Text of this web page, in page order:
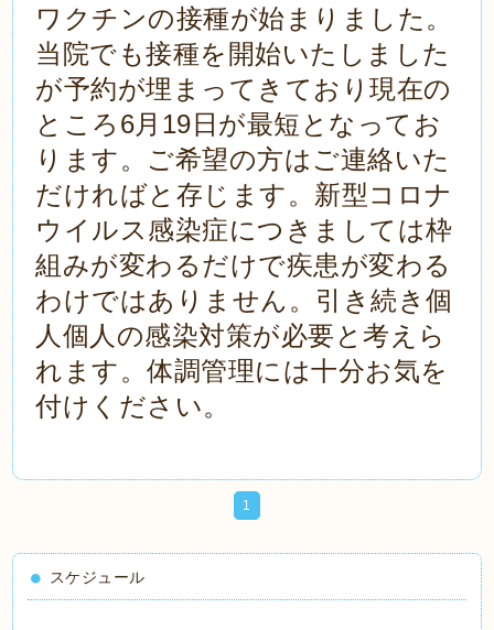
ワクチンの接種が始まりました。
当院でも接種を開始いたしました
が予約が埋まってきており現在の
ところ6月19日が最短となってお
ります。ご希望の方はご連絡いた
だければと存じます。新型コロナ
ウイルス感染症につきましては枠
組みが変わるだけで疾患が変わる
わけではありません。引き続き個
人個人の感染対策が必要と考えら
れます。体調管理には十分お気を
付けください。
1
スケジュール